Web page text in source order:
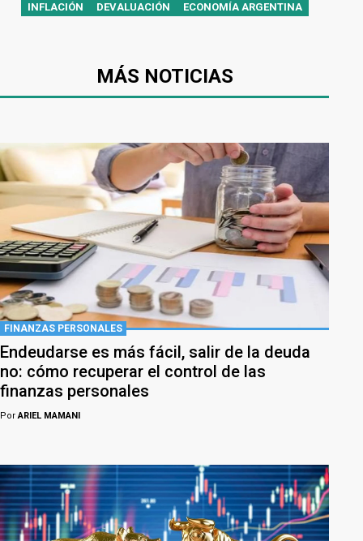
INFLACIÓN
DEVALUACIÓN ECONOMÍA ARGENTINA
MÁS NOTICIAS
FINANZAS PERSONALES
Endeudarse es más fácil, salir de la deuda
no: cómo recuperar el control de las
finanzas personales
PorARIEL MAMANI